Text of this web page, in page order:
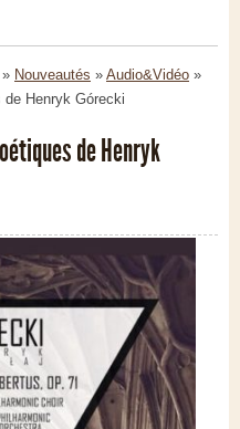
» Nouveautés » Audio&Vidéo »
de Henryk Górecki
de Henryk